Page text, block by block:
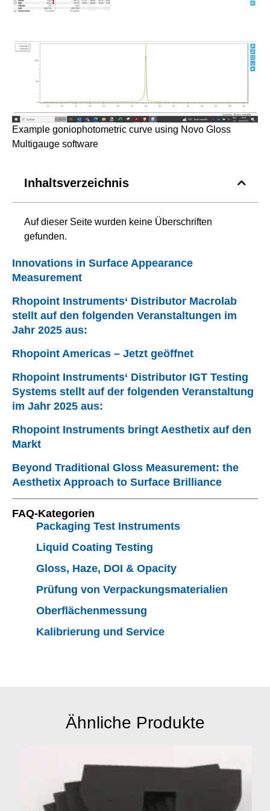
Inhaltsverzeichnis
Auf dieser Seite wurden keine Überschriften
gefunden.
Innovations in Surface Appearance
Measurement
Rhopoint Instruments‘ Distributor Macrolab
stellt auf den folgenden Veranstaltungen im
Jahr 2025 aus:
Rhopoint Americas – Jetzt geöffnet
Rhopoint Instruments‘ Distributor IGT Testing
Systems stellt auf der folgenden Veranstaltung
im Jahr 2025 aus:
Rhopoint Instruments bringt Aesthetix auf den
Markt
Beyond Traditional Gloss Measurement: the
Aesthetix Approach to Surface Brilliance
FAQ-Kategorien
Packaging Test Instruments
Liquid Coating Testing
Gloss, Haze, DOI & Opacity
Prüfung von Verpackungsmaterialien
Oberflächenmessung
Kalibrierung und Service
Example goniophotometric curve using Novo Gloss
Multigauge software
Ähnliche Produkte